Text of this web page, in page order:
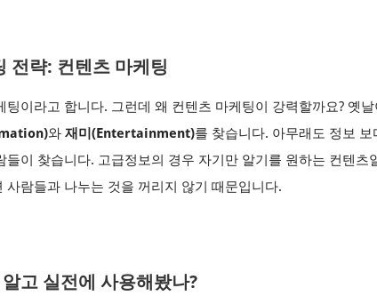
전략: 컨텐츠 마케팅
이라고 합니다. 그런데 왜 컨텐츠 마케팅이 강력할까요? 옛
와 재미(Entertainment)를 찾습니다. 아무래도 정보 보
들이 찾습니다. 고급정보의 경우 자기만 알기를 원하는 컨텐츠
사람들과 나누는 것을 꺼리지 않기 때문입니다.
고 실전에 사용해봤나?